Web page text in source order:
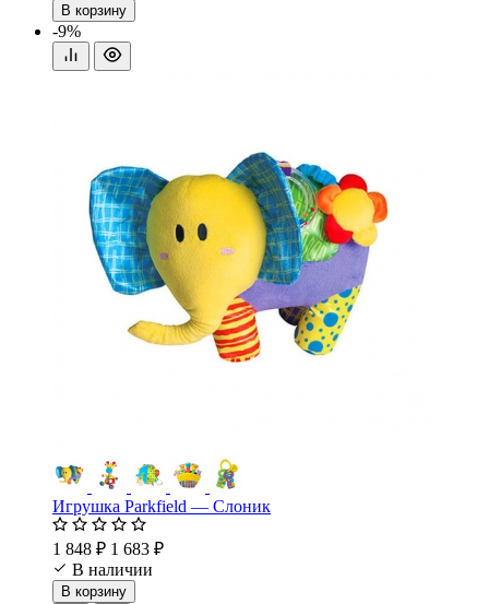
В корзину
-9%
Игрушка Parkfield — Слоник
1 848 ₽ 1 683 ₽
В наличии
В корзину